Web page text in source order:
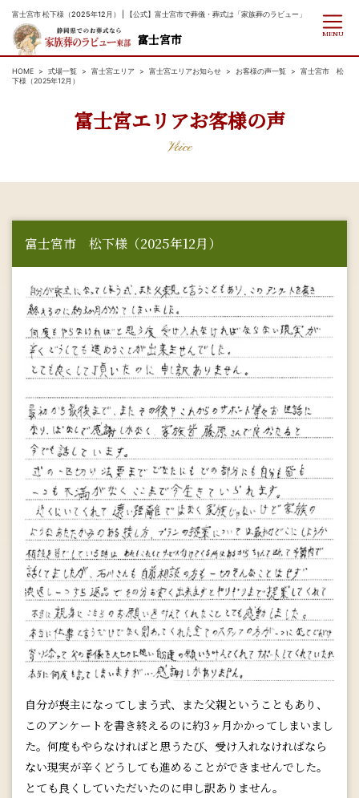
富士宮市 松下様（2025年12月） | 【公式】富士宮市で葬儀・葬式は「家族葬のラビュー」
富士宮市 MENU
HOME 式場一覧 富士宮エリア 富士宮エリアお知らせ お客様の声一覧
富士宮市 松
下様（2025年12月）
富士宮エリアお客様の声
Voice
富士宮市 松下様（2025年12月）
自分が喪主になってしまう式、また父親ということもあり、
このアンケートを書き終えるのに約3ヶ月かかってしまいまし
た。何度もやらなければと思うたび、受け入れなければなら
ない現実が辛くどうしても進めることができませんでした。
とても良くしていただいたのに申し訳ありません。